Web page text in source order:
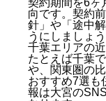
契約期間を6ヶ
向です。契約
針」や「途中
うにしましょう
千葉エリアの
たとえば千葉
や、関東圏の
おすすめ7選 も
報は大宮の